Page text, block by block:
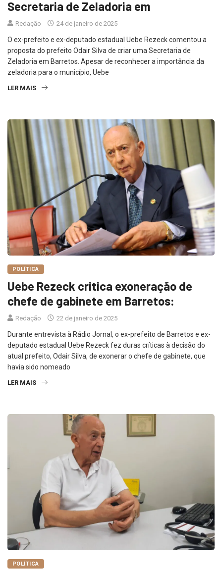
Secretaria de Zeladoria em
Redação 24 de janeiro de 2025
O ex-prefeito e ex-deputado estadual Uebe Rezeck comentou a
proposta do prefeito Odair Silva de criar uma Secretaria de
Zeladoria em Barretos. Apesar de reconhecer a importância da
zeladoria para o município, Uebe
LER MAIS
POLÍTICA
Uebe Rezeck critica exoneração de
chefe de gabinete em Barretos:
Redação 22 de janeiro de 2025
Durante entrevista à Rádio Jornal, o ex-prefeito de Barretos e ex-
deputado estadual Uebe Rezeck fez duras críticas à decisão do
atual prefeito, Odair Silva, de exonerar o chefe de gabinete, que
havia sido nomeado
LER MAIS
POLÍTICA